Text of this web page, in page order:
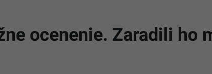
ocenenie. Zaradili ho